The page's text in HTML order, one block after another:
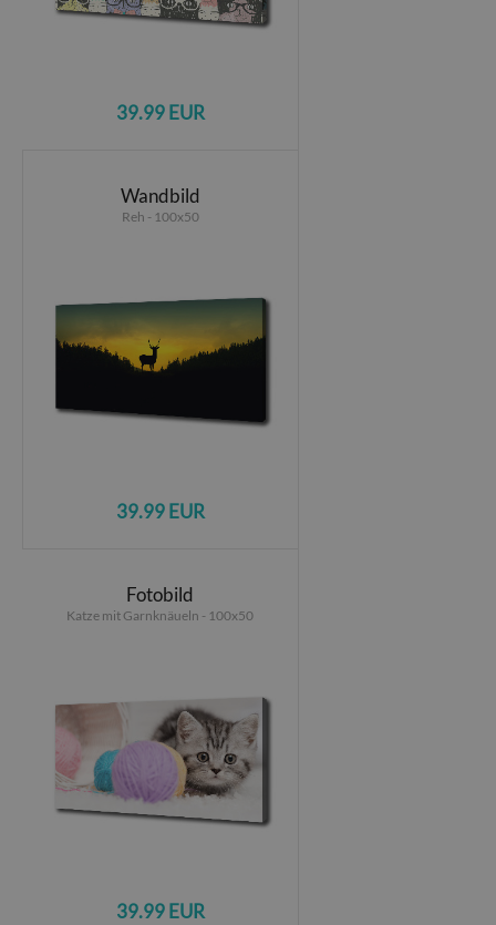
39.99 EUR
Wandbild
Reh - 100x50
39.99 EUR
Fotobild
Katze mit Garnknäueln - 100x50
39.99 EUR